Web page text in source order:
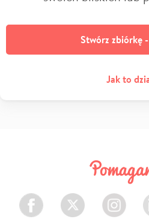
Stwórz zbiórkę
Jak to
Facebook Twitter Instagram